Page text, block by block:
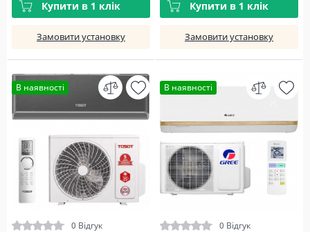
Купити в 1 клік
Замовити установку
Купити в 1 клік
Замовити установку
В наявності
0 Відгук
В наявності
0 Відгук